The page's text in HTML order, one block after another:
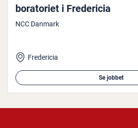
bo­ra­to­ri­et i Fre­de­ri­cia
NCC Danmark
Fredericia
Se jobbet